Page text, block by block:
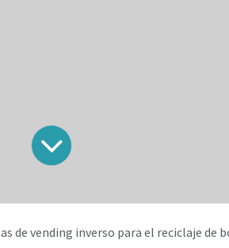
de vending inverso para el reciclaje de